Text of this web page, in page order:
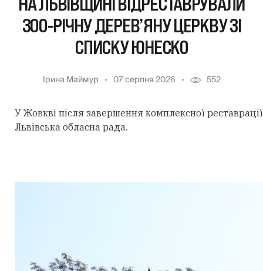
300-РІЧНУ ДЕРЕВ’ЯНУ ЦЕРКВУ ЗІ
СПИСКУ ЮНЕСКО
Ірина Маймур 07 серпня 2026 552
У Жовкві після завершення комплексної
Львівська обласна рада.